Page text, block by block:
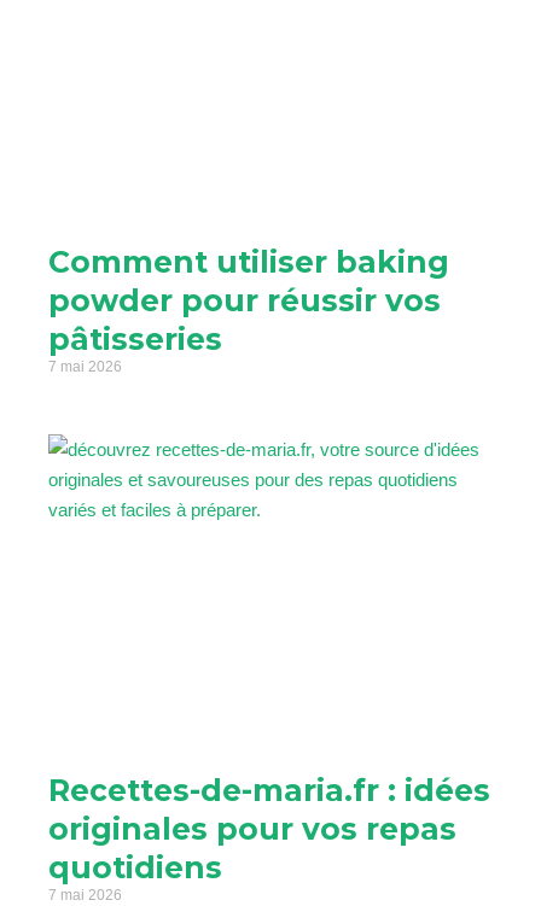
Comment utiliser baking
powder pour réussir vos
pâtisseries
7 mai 2026
Recettes-de-maria.fr : idées
originales pour vos repas
quotidiens
7 mai 2026